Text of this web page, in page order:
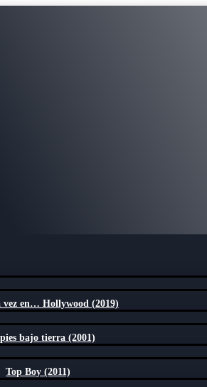
vez en… Hollywood (2019)
pies bajo tierra (2001)
Top Boy (2011)